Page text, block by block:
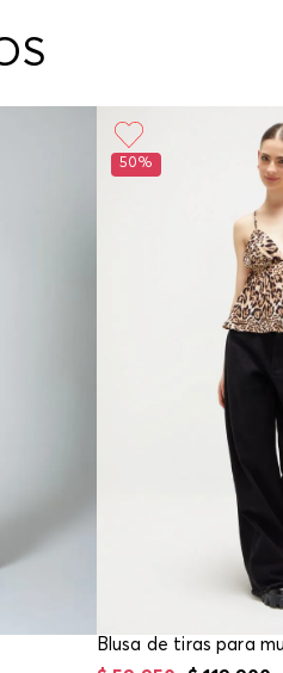
Planchar a temperatura maximo
la recogida del producto
50%
Blusa de tiras para